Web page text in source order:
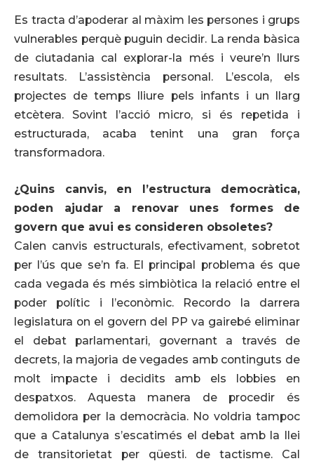
Es tracta d’apoderar al màxim les persones i grups
vulnerables perquè puguin decidir. La renda bàsica
de ciutadania cal explorar-la més i veure’n llurs
resultats. L’assistència personal. L’escola, els
projectes de temps lliure pels infants i un llarg
etcètera. Sovint l’acció micro, si és repetida i
estructurada, acaba tenint una gran força
transformadora.
¿Quins canvis, en l’estructura democràtica,
poden ajudar a renovar unes formes de
govern que avui es consideren obsoletes?
Calen canvis estructurals, efectivament, sobretot
per l’ús que se’n fa. El principal problema és que
cada vegada és més simbiòtica la relació entre el
poder polític i l’econòmic. Recordo la darrera
legislatura on el govern del PP va gairebé eliminar
el debat parlamentari, governant a través de
decrets, la majoria de vegades amb continguts de
molt impacte i decidits amb els lobbies en
despatxos. Aquesta manera de procedir és
demolidora per la democràcia. No voldria tampoc
que a Catalunya s’escatimés el debat amb la llei
de transitorietat per qüesti. de tactisme. Cal